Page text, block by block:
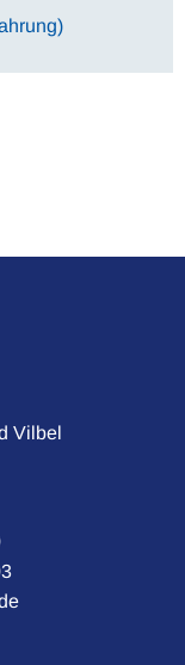
Vilbel